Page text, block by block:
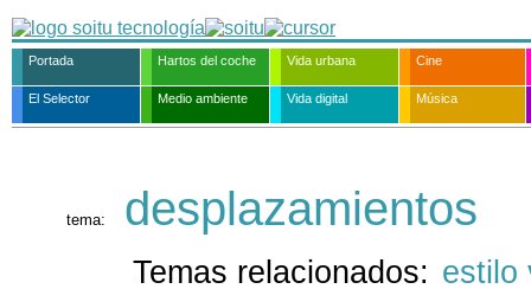
Portada Hartos del coche Vida urbana Cine
El Selector Medio ambiente Vida digital Música
tema: desplazamientos
Temas relacionados: estilo